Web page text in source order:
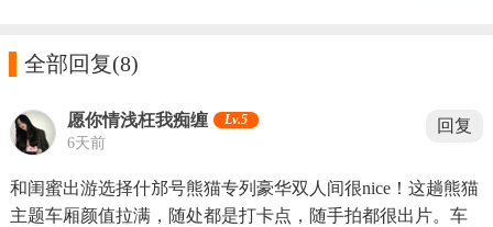
全部回复(8)
愿你情浅枉我痴缠 Lv.5
6天前
回复
和闺蜜出游选择什邡号熊猫专列豪华双人间很nice！这趟熊猫
主题车厢颜值拉满，随处都是打卡点，随手拍都很出片。车